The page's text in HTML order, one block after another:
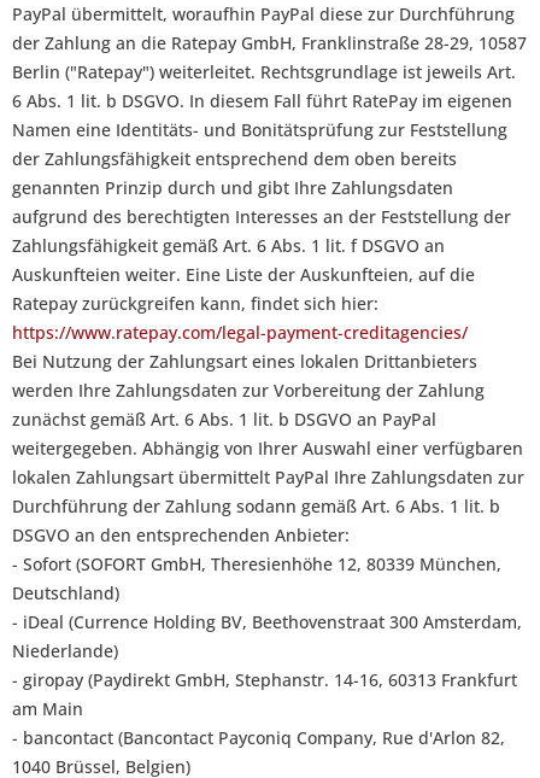
PayPal übermittelt, woraufhin PayPal diese zur Durchführung
der Zahlung an die Ratepay GmbH, Franklinstraße 28-29, 10587
Berlin ("Ratepay") weiterleitet. Rechtsgrundlage ist jeweils Art.
6 Abs. 1 lit. b DSGVO. In diesem Fall führt RatePay im eigenen
Namen eine Identitäts- und Bonitätsprüfung zur Feststellung
der Zahlungsfähigkeit entsprechend dem oben bereits
genannten Prinzip durch und gibt Ihre Zahlungsdaten
aufgrund des berechtigten Interesses an der Feststellung der
Zahlungsfähigkeit gemäß Art. 6 Abs. 1 lit. f DSGVO an
Auskunfteien weiter. Eine Liste der Auskunfteien, auf die
Ratepay zurückgreifen kann, findet sich hier:
https://www.ratepay.com/legal-payment-creditagencies/
Bei Nutzung der Zahlungsart eines lokalen Drittanbieters
werden Ihre Zahlungsdaten zur Vorbereitung der Zahlung
zunächst gemäß Art. 6 Abs. 1 lit. b DSGVO an PayPal
weitergegeben. Abhängig von Ihrer Auswahl einer verfügbaren
lokalen Zahlungsart übermittelt PayPal Ihre Zahlungsdaten zur
Durchführung der Zahlung sodann gemäß Art. 6 Abs. 1 lit. b
DSGVO an den entsprechenden Anbieter:
- Sofort (SOFORT GmbH, Theresienhöhe 12, 80339 München,
Deutschland)
- iDeal (Currence Holding BV, Beethovenstraat 300 Amsterdam,
Niederlande)
- giropay (Paydirekt GmbH, Stephanstr. 14-16, 60313 Frankfurt
am Main
- bancontact (Bancontact Payconiq Company, Rue d'Arlon 82,
1040 Brüssel, Belgien)